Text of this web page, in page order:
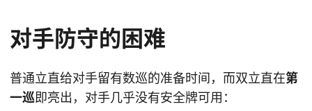
对手防守的困难
普通立直给对手留有数巡的准备时间，而双立直在第
一巡即亮出，对手几乎没有安全牌可用：